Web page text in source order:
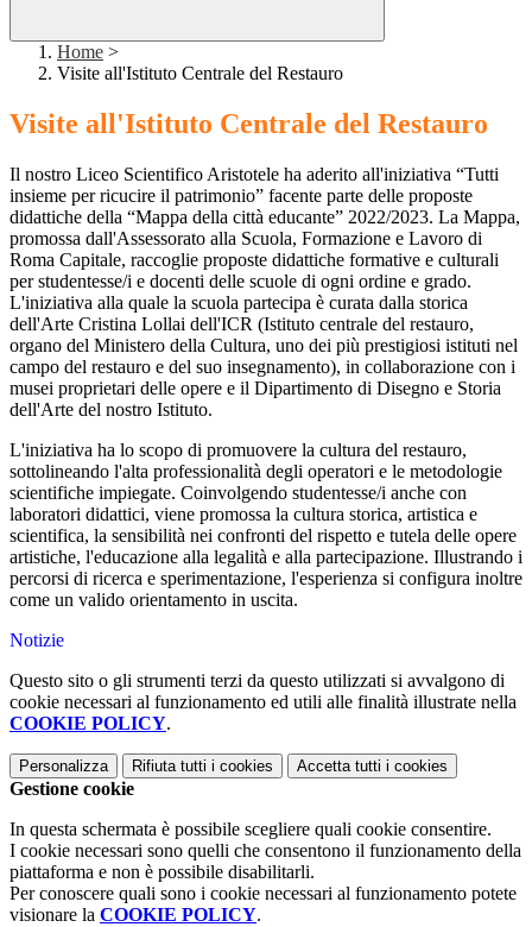
Home >
Visite all'Istituto Centrale del Restauro
Visite all'Istituto Centrale del Restauro
Il nostro Liceo Scientifico Aristotele ha aderito all'iniziativa “Tutti
insieme per ricucire il patrimonio” facente parte delle proposte
didattiche della “Mappa della città educante” 2022/2023. La Mappa,
promossa dall'Assessorato alla Scuola, Formazione e Lavoro di
Roma Capitale, raccoglie proposte didattiche formative e culturali
per studentesse/i e docenti delle scuole di ogni ordine e grado.
L'iniziativa alla quale la scuola partecipa è curata dalla storica
dell'Arte Cristina Lollai dell'ICR (Istituto centrale del restauro,
organo del Ministero della Cultura, uno dei più prestigiosi istituti nel
campo del restauro e del suo insegnamento), in collaborazione con i
musei proprietari delle opere e il Dipartimento di Disegno e Storia
dell'Arte del nostro Istituto.
L'iniziativa ha lo scopo di promuovere la cultura del restauro,
sottolineando l'alta professionalità degli operatori e le metodologie
scientifiche impiegate. Coinvolgendo studentesse/i anche con
laboratori didattici, viene promossa la cultura storica, artistica e
scientifica, la sensibilità nei confronti del rispetto e tutela delle opere
artistiche, l'educazione alla legalità e alla partecipazione. Illustrando i
percorsi di ricerca e sperimentazione, l'esperienza si configura inoltre
come un valido orientamento in uscita.
Notizie
Questo sito o gli strumenti terzi da questo utilizzati si avvalgono di
cookie necessari al funzionamento ed utili alle finalità illustrate nella
COOKIE POLICY.
Personalizza Rifiuta tutti i cookies Accetta tutti i cookies
Gestione cookie
In questa schermata è possibile scegliere quali cookie consentire.
I cookie necessari sono quelli che consentono il funzionamento della
piattaforma e non è possibile disabilitarli.
Per conoscere quali sono i cookie necessari al funzionamento potete
visionare la COOKIE POLICY.